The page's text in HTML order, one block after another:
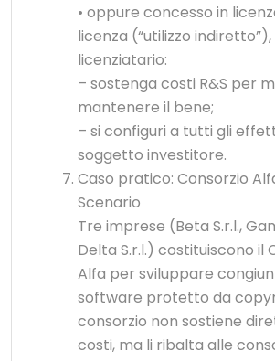
• oppure concesso in
licenza (“utilizzo
licenziatario:
– sostenga costi R&S per
mantenere il bene;
– si configuri a tutti gli
soggetto investitore.
Caso pratico: Consorzio
Scenario
Tre imprese (Beta S.r.l.,
Delta S.r.l.) costituiscono il
Alfa per sviluppare
software protetto da
consorzio non sostiene
costi, ma li ribalta alle